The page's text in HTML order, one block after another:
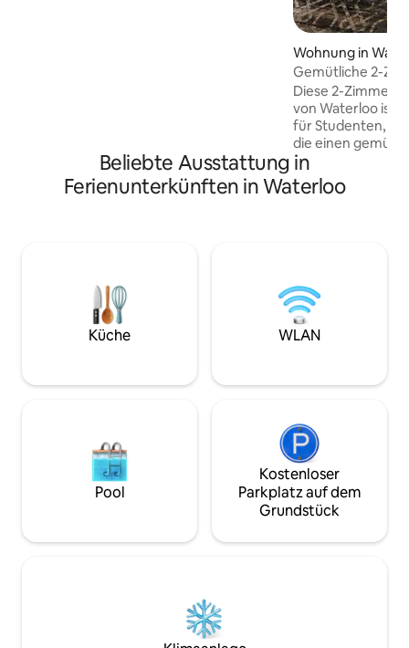
Badezimmer mit Regenduschen und
eine private Terrasse im Freien.
Restaurants und
Wohnung in
Gemütliche 2-
Parkplatz
Diese 2-Zimmer-
von Waterloo ist
für Studenten,
die einen
suchen. Ihre
sich in einer sehr
Starbucks 1 Block
Innenstadt von
(6 km) Öffentliche Verkehrsmittel einen
Block entfernt Über 20 Restaurants in
einem Umkreis
Beliebte Ausstattung in
Ferienunterkünften in Waterloo
Küche WLAN
Pool
Kostenloser
Parkplatz auf dem
Grundstück